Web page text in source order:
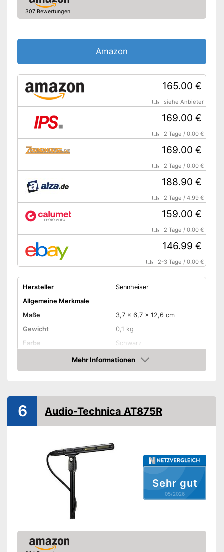
307 Bewertungen
Amazon
165.00 €
siehe Anbieter
169.00 €
2 Tage /0.00 €
169.00 €
2 Tage /0.00 €
188.90 €
2 Tage /4.99 €
159.00 €
2 Tage /0.00 €
146.99 €
2-3 Tage /0.00 €
Hersteller
Sennheiser
Allgemeine Merkmale
Maße
3,7 x 6,7 x 12,6 cm
Gewicht
0,1 kg
Farbe
Schwarz
USB-Anschluss
Kopfhörer-Anschluss
USB-Anschluss ist vorhanden
Anschluss ausgestattet
LAN-Verbindung möglich
Amazon Lieferzeit
Mehr Informationen
Amazon
Sehr gut
05/2026
6 Audio-Technica AT875R